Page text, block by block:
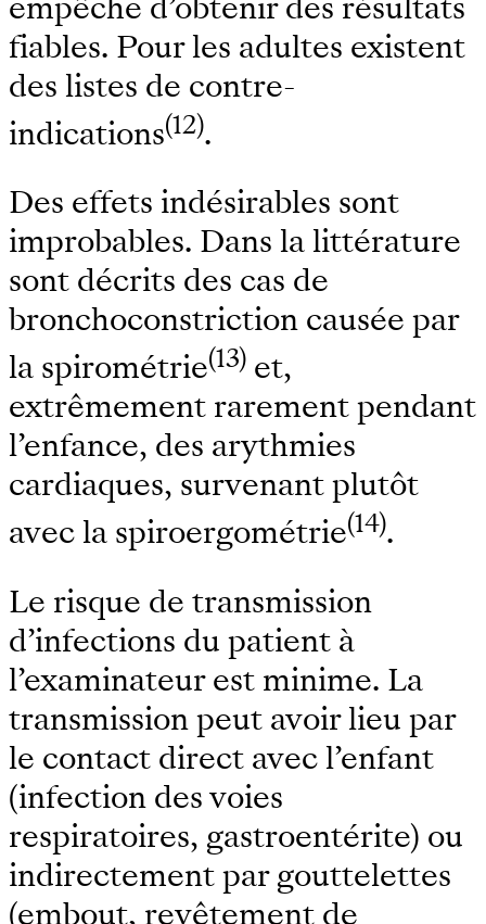
fiables. Pour les adultes existent
des listes de contre-
indications(12).
Des effets indésirables sont
improbables. Dans la littérature
sont décrits des cas de
bronchoconstriction causée par
la spirométrie(13) et,
extrêmement rarement pendant
l’enfance, des arythmies
cardiaques, survenant plutôt
avec la spiroergométrie(14).
Le risque de transmission
d’infections du patient à
l’examinateur est minime. La
transmission peut avoir lieu par
le contact direct avec l’enfant
(infection des voies
respiratoires, gastroentérite) ou
indirectement par gouttelettes
(embout, revêtement de